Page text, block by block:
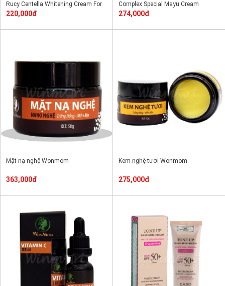
Rucy Centella Whitening Cream For
Body
220,000đ
Complex Special Mayu Cream
274,000đ
Mặt nạ nghệ Wonmom
363,000đ
Kem nghệ tươi Wonmom
275,000đ